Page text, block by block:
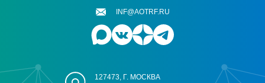
127473, Г. МОСКВА
INF@AOTRF.RU